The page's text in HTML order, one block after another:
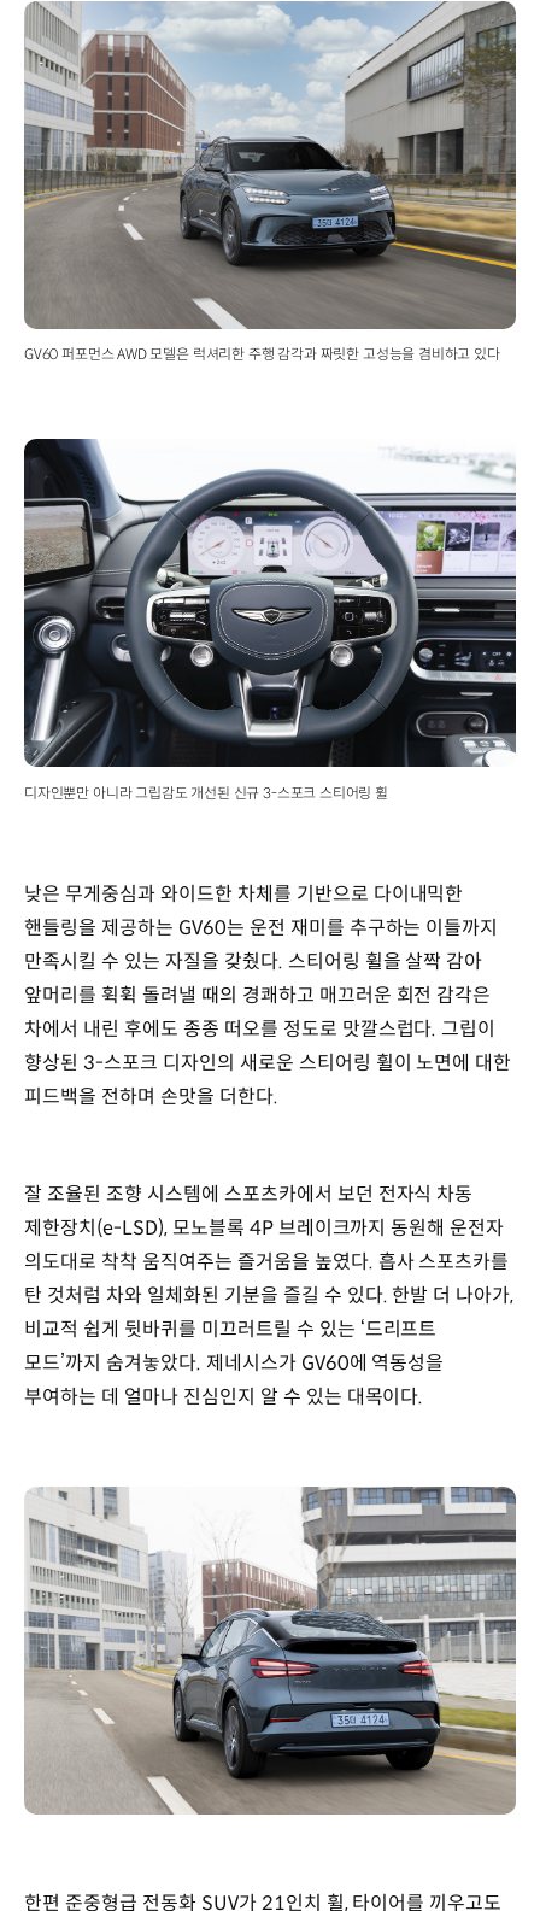
GV60 퍼포먼스 AWD 모델은 럭셔리한 주행 감각과 짜릿한 고성능을 겸비하고 있다
디자인뿐만 아니라 그립감도 개선된 신규 3-스포크 스티어링 휠
낮은 무게중심과 와이드한 차체를 기반으로 다이내믹한
핸들링을 제공하는 GV60는 운전 재미를 추구하는 이들까지
만족시킬 수 있는 자질을 갖췄다. 스티어링 휠을 살짝 감아
앞머리를 휙휙 돌려낼 때의 경쾌하고 매끄러운 회전 감각은
차에서 내린 후에도 종종 떠오를 정도로 맛깔스럽다. 그립이
향상된 3-스포크 디자인의 새로운 스티어링 휠이 노면에 대한
피드백을 전하며 손맛을 더한다.
잘 조율된 조향 시스템에 스포츠카에서 보던 전자식 차동
제한장치(e-LSD), 모노블록 4P 브레이크까지 동원해 운전자
의도대로 착착 움직여주는 즐거움을 높였다. 흡사 스포츠카를
탄 것처럼 차와 일체화된 기분을 즐길 수 있다. 한발 더 나아가,
비교적 쉽게 뒷바퀴를 미끄러트릴 수 있는 ‘드리프트
모드’까지 숨겨놓았다. 제네시스가 GV60에 역동성을
부여하는 데 얼마나 진심인지 알 수 있는 대목이다.
한편 준중형급 전동화 SUV가 21인치 휠, 타이어를 끼우고도